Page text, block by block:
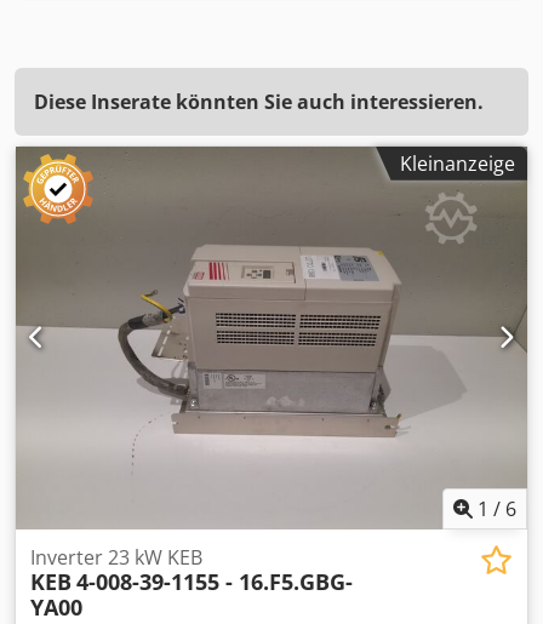
Diese Inserate könnten Sie auch interessieren.
Kleinanzeige
1 / 6
Inverter 23 kW KEB
KEB 4-008-39-1155 - 16.F5.GBG-
YA00